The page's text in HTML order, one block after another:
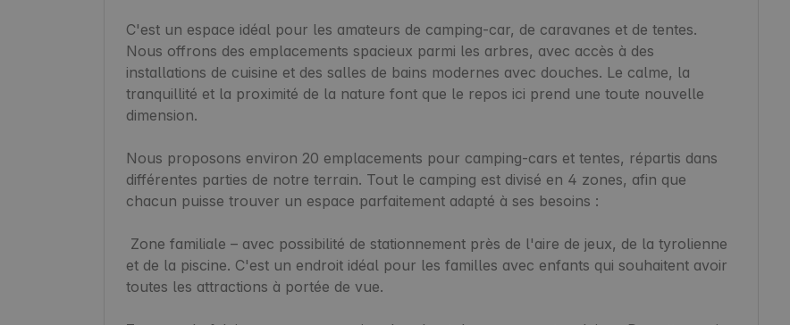
C'est un espace idéal pour les amateurs de camping-car, de caravanes et de tentes.
Nous offrons des emplacements spacieux parmi les arbres, avec accès à des
installations de cuisine et des salles de bains modernes avec douches. Le calme, la
tranquillité et la proximité de la nature font que le repos ici prend une toute nouvelle
dimension.
Nous proposons environ 20 emplacements pour camping-cars et tentes, répartis dans
différentes parties de notre terrain. Tout le camping est divisé en 4 zones, afin que
chacun puisse trouver un espace parfaitement adapté à ses besoins :
et de la piscine. C'est un endroit idéal pour les familles avec enfants qui souhaitent avoir
toutes les attractions à portée de vue.